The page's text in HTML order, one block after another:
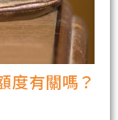
度有關嗎？